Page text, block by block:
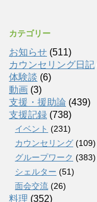
カテゴリー
お知らせ (511)
カウンセリング日記
体験談 (6)
動画 (3)
支援・援助論 (439)
支援記録 (738)
イベント (231)
カウンセリング (109)
グループワーク (383)
シェルター (51)
面会交流 (26)
料理 (352)